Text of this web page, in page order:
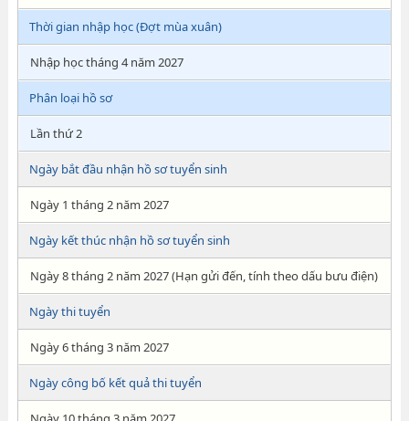
Thời gian nhập học (Đợt mùa xuân)
Nhập học tháng 4 năm 2027
Phân loại hồ sơ
Lần thứ 2
Ngày bắt đầu nhận hồ sơ tuyển sinh
Ngày 1 tháng 2 năm 2027
Ngày kết thúc nhận hồ sơ tuyển sinh
Ngày 8 tháng 2 năm 2027 (Hạn gửi đến, tính theo dấu bưu điện)
Ngày thi tuyển
Ngày 6 tháng 3 năm 2027
Ngày công bố kết quả thi tuyển